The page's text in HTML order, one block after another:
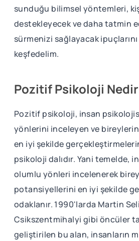
sunduğu bilimsel yöntemleri,
destekleyecek ve daha tatmin
sürmenizi sağlayacak
keşfedelim.
Pozitif Psikoloji
Pozitif psikoloji, insan
yönlerini inceleyen ve
en iyi şekilde
psikoloji dalıdır. Yani temelde,
olumlu yönleri incelenerek
potansiyellerini en iyi şekilde
odaklanır. 1990'larda Martin
Csikszentmihalyi gibi öncüler
geliştirilen bu alan, insanların